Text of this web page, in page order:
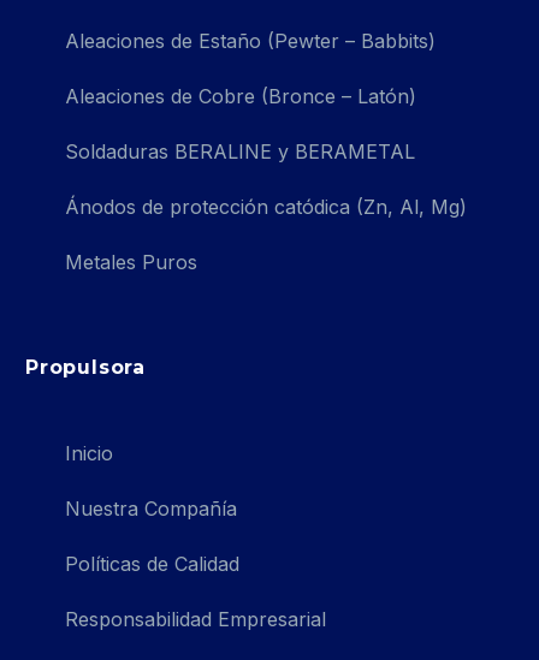
Aleaciones de Estaño (Pewter – Babbits)
Aleaciones de Cobre (Bronce – Latón)
Soldaduras BERALINE y BERAMETAL
Ánodos de protección catódica (Zn, Al, Mg)
Metales Puros
Propulsora
Inicio
Nuestra Compañía
Políticas de Calidad
Responsabilidad Empresarial